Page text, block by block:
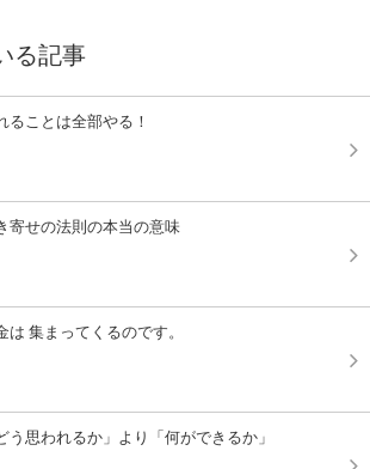
る記事
ることは全部やる！
寄せの法則の本当の意味
は 集まってくるのです。
う思われるか」より「何ができるか」